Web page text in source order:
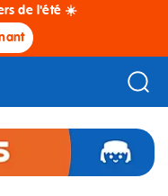
de l'été ☀️